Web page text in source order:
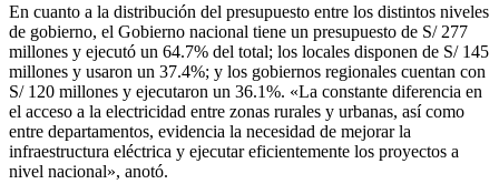
En cuanto a la distribución del presupuesto entre los distintos niveles
de gobierno, el Gobierno nacional tiene un presupuesto de S/ 277
millones y ejecutó un 64.7% del total; los locales disponen de S/ 145
millones y usaron un 37.4%; y los gobiernos regionales cuentan con
S/ 120 millones y ejecutaron un 36.1%. «La constante diferencia en
el acceso a la electricidad entre zonas rurales y urbanas, así como
entre departamentos, evidencia la necesidad de mejorar la
infraestructura eléctrica y ejecutar eficientemente los proyectos a
nivel nacional», anotó.